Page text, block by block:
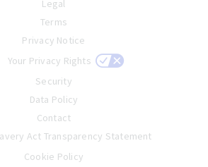
Legal
Terms
Privacy Notice
Your Privacy Rights
Security
Data Policy
Contact
Act Transparency Statement
Cookie Policy